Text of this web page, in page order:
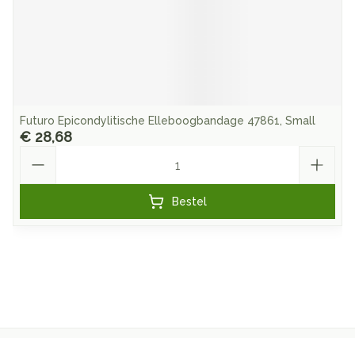
Futuro Epicondylitische Elleboogbandage 47861, Small
€ 28,68
Bestel